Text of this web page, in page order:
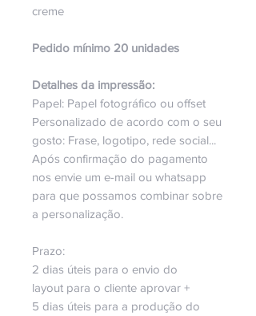
creme
Pedido mínimo 20 unidades
Detalhes da impressão:
Papel: Papel fotográfico ou offset
Personalizado de acordo com o seu
gosto: Frase, logotipo, rede social...
Após confirmação do pagamento
nos envie um e-mail ou whatsapp
para que possamos combinar sobre
a personalização.
Prazo:
2 dias úteis para o envio do
layout para o cliente aprovar +
5 dias úteis para a produção do